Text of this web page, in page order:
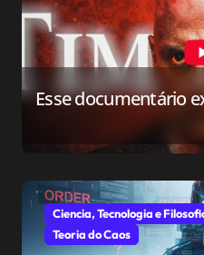
Esse documentário
Ciencia, Tecnologia e
Teoria do Caos